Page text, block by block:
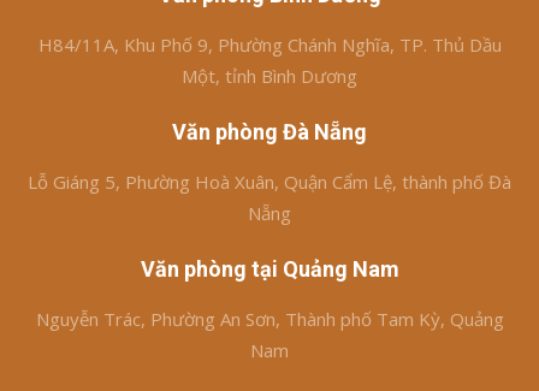
H84/11A, Khu Phố 9, Phường Chánh Nghĩa, TP. Thủ Dầu
Một, tỉnh Bình Dương
Văn phòng Đà Nẵng
Lỗ Giáng 5, Phường Hoà Xuân, Quận Cẩm Lệ, thành phố Đà
Nẵng
Văn phòng tại Quảng Nam
Nguyễn Trác, Phường An Sơn, Thành phố Tam Kỳ, Quảng
Nam